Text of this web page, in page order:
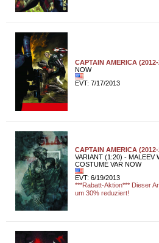
CAPTAIN AMERICA
NOW
EVT: 7/17/2013
CAPTAIN AMERICA
VARIANT (1:20) - MALEEV
COSTUME VAR NOW
EVT: 6/19/2013
***Rabatt-Aktion*** Dieser
um 30% reduziert!